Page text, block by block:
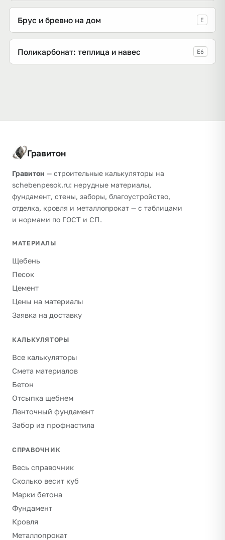
Брус и бревно на дом E
Поликарбонат: теплица и навес E6
Гравитон
Гравитон — строительные калькуляторы на
schebenpesok.ru: нерудные материалы,
фундамент, стены, заборы, благоустройство,
отделка, кровля и металлопрокат — с таблицами
и нормами по ГОСТ и СП.
МАТЕРИАЛЫ
Щебень
Песок
Цемент
Цены на материалы
Заявка на доставку
КАЛЬКУЛЯТОРЫ
Все калькуляторы
Смета материалов
Бетон
Отсыпка щебнем
Ленточный фундамент
Забор из профнастила
СПРАВОЧНИК
Весь справочник
Сколько весит куб
Марки бетона
Фундамент
Кровля
Металлопрокат